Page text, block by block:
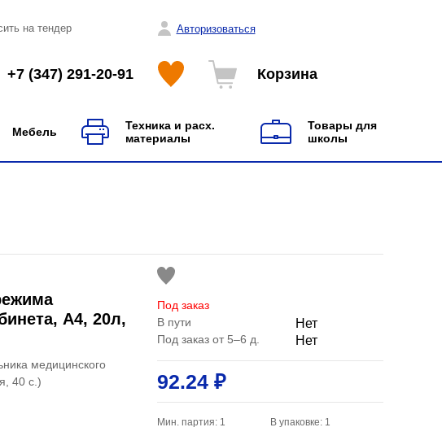
на тендер Авторизоваться
+7 (347) 291-20-91 Корзина
Мебель
Техника и расх.
материалы
Товары для
школы
А4, 20л,
медицинского
40 с.)
Под заказ
В пути
Нет
Под заказ от 5–6 д. Нет
92.24 ₽
Мин. партия: 1 В упаковке: 1